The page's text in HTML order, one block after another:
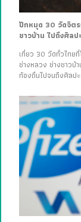
ปักหมุด 30 วัดจิต
ชาวบ้าน ไปถึงศิล
เที่ยว 30 วัดทั่วไทย
ช่างหลวง ช่างชาวบ้
ท้องถิ่นไปจนถึงศิลป